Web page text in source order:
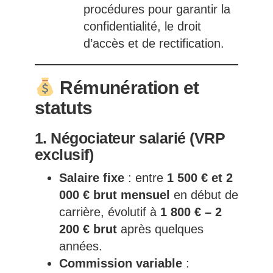
procédures pour garantir la
confidentialité, le droit
d’accès et de rectification.
Rémunération et
statuts
1. Négociateur salarié (VRP
exclusif)
Salaire fixe: entre 1 500 € et 2
000 € brut mensuel en début de
carrière, évolutif à 1 800 € – 2
200 € brutaprès quelques
années.
Commission variable: